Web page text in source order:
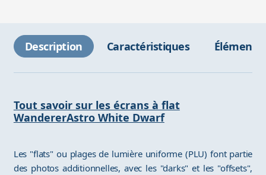
Description Caractéristiques Éléments
Tout savoir sur les écrans à flat
WandererAstro White Dwarf
Les "flats" ou plages de lumière uniforme (PLU) font partie
des photos additionnelles, avec les "darks" et les "offsets",